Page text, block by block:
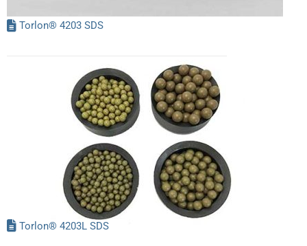
Torlon® 4203 SDS
Torlon® 4203L SDS